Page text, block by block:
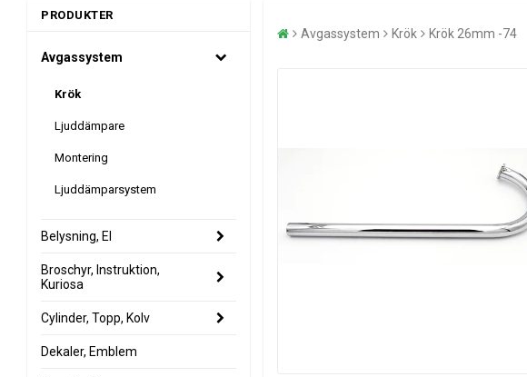
PRODUKTER
Avgassystem
Krök
Ljuddämpare
Montering
Ljuddämparsystem
Belysning, El
Broschyr, Instruktion,
Kuriosa
Cylinder, Topp, Kolv
Dekaler, Emblem
Avgassystem Krök Krök 26mm -74